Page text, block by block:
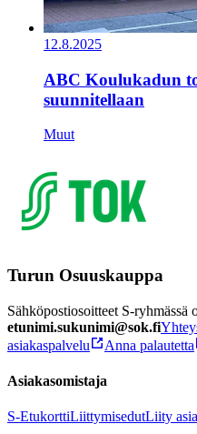
12.8.2025
ABC Koulukadun
suunnitellaan
Muut
Turun Osuuskauppa
Sähköpostiosoitteet S-ryhmässä
etunimi.sukunimi@sok.fi
asiakaspalvelu
Anna palautetta
Asiakasomistaja
S-EtukorttiLiittymisedutLiity